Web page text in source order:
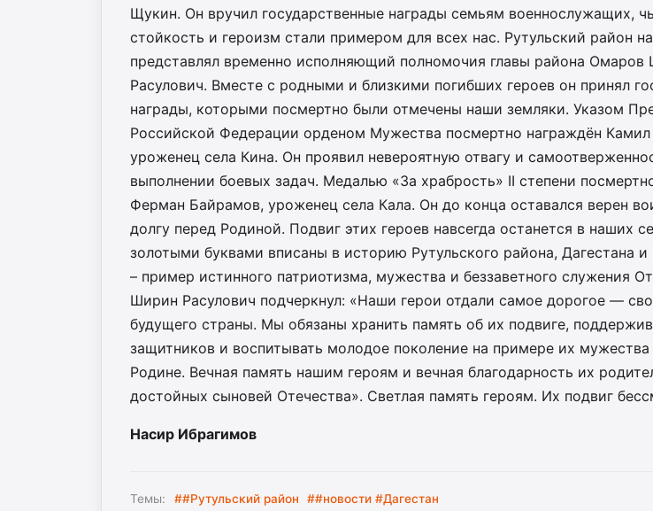
Щукин. Он вручил государственные награды семьям военнослужащих,
стойкость и героизм стали примером для всех нас. Рутульский район
представлял временно исполняющий полномочия главы района Омаров
Расулович. Вместе с родными и близкими погибших героев он принял
награды, которыми посмертно были отмечены наши земляки. Указом
Российской Федерации орденом Мужества посмертно награждён
уроженец села Кина. Он проявил невероятную отвагу и
выполнении боевых задач. Медалью «За храбрость» II степени
Ферман Байрамов, уроженец села Кала. Он до конца оставался верен
долгу перед Родиной. Подвиг этих героев навсегда останется в наших
золотыми буквами вписаны в историю Рутульского района, Дагестана
– пример истинного патриотизма, мужества и беззаветного служения
Ширин Расулович подчеркнул: «Наши герои отдали самое дорогое —
будущего страны. Мы обязаны хранить память об их подвиге,
защитников и воспитывать молодое поколение на примере их
Родине. Вечная память нашим героям и вечная благодарность их
достойных сыновей Отечества». Светлая память героям. Их подвиг
Насир Ибрагимов
Темы: ##Рутульский район ##новости #Дагестан